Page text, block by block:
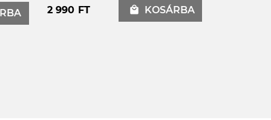
2 990 FT local_mall KOSÁRBA